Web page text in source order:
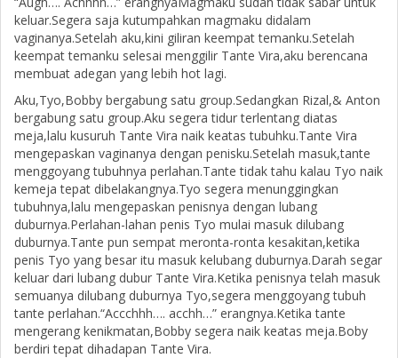
keluar.Segera saja kutumpahkan magmaku didalam
vaginanya.Setelah aku,kini giliran keempat temanku.Setelah
keempat temanku selesai menggilir Tante Vira,aku berencana
membuat adegan yang lebih hot lagi.
Aku,Tyo,Bobby bergabung satu group.Sedangkan Rizal,& Anton
bergabung satu group.Aku segera tidur terlentang diatas
meja,lalu kusuruh Tante Vira naik keatas tubuhku.Tante Vira
mengepaskan vaginanya dengan penisku.Setelah masuk,tante
menggoyang tubuhnya perlahan.Tante tidak tahu kalau Tyo naik
kemeja tepat dibelakangnya.Tyo segera menunggingkan
tubuhnya,lalu mengepaskan penisnya dengan lubang
duburnya.Perlahan-lahan penis Tyo mulai masuk dilubang
duburnya.Tante pun sempat meronta-ronta kesakitan,ketika
penis Tyo yang besar itu masuk kelubang duburnya.Darah segar
keluar dari lubang dubur Tante Vira.Ketika penisnya telah masuk
semuanya dilubang duburnya Tyo,segera menggoyang tubuh
tante perlahan.“Accchhh…. acchh…” erangnya.Ketika tante
mengerang kenikmatan,Bobby segera naik keatas meja.Boby
berdiri tepat dihadapan Tante Vira.